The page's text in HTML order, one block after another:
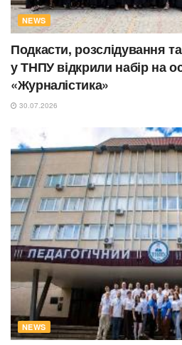
NEWS
Подкасти, розслідування
у ТНПУ відкрили набір на
«Журналістика»
30.07.2026
NEWS